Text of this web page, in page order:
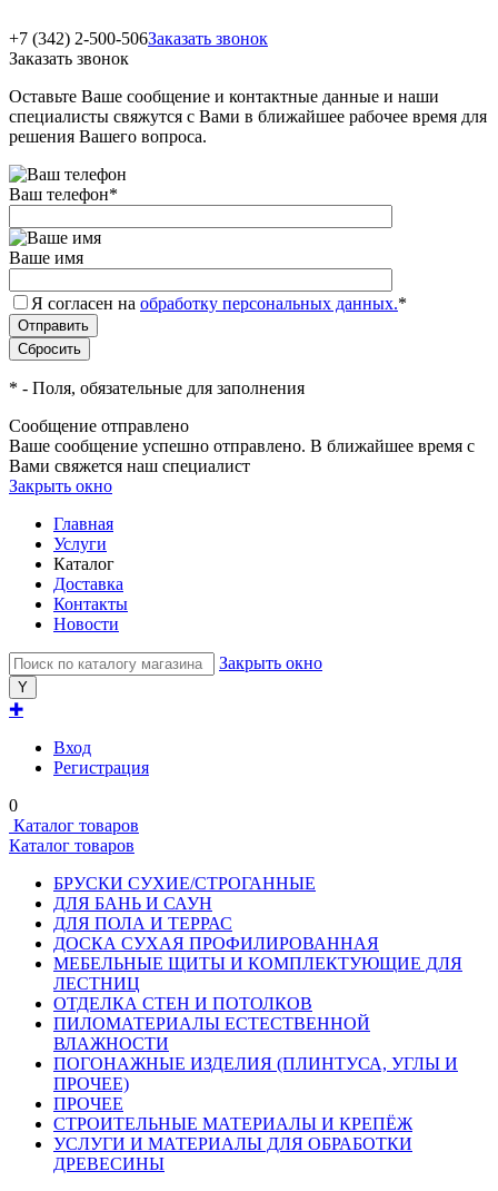
+7 (342) 2-500-506Заказать звонок
Заказать звонок
Оставьте Ваше сообщение и контактные данные и наши
специалисты свяжутся с Вами в ближайшее рабочее время для
решения Вашего вопроса.
Ваш телефон*
Ваше имя
Я согласен на обработку персональных данных.*
* - Поля, обязательные для заполнения
Сообщение отправлено
Ваше сообщение успешно отправлено. В ближайшее время с
Вами свяжется наш специалист
Закрыть окно
Главная
Услуги
Каталог
Доставка
Контакты
Новости
Закрыть окно
✚
Вход
Регистрация
0
Каталог товаров
Каталог товаров
БРУСКИ СУХИЕ/СТРОГАННЫЕ
ДЛЯ БАНЬ И САУН
ДЛЯ ПОЛА И ТЕРРАС
ДОСКА СУХАЯ ПРОФИЛИРОВАННАЯ
МЕБЕЛЬНЫЕ ЩИТЫ И КОМПЛЕКТУЮЩИЕ ДЛЯ
ЛЕСТНИЦ
ОТДЕЛКА СТЕН И ПОТОЛКОВ
ПИЛОМАТЕРИАЛЫ ЕСТЕСТВЕННОЙ
ВЛАЖНОСТИ
ПОГОНАЖНЫЕ ИЗДЕЛИЯ (ПЛИНТУСА, УГЛЫ И
ПРОЧЕЕ)
ПРОЧЕЕ
СТРОИТЕЛЬНЫЕ МАТЕРИАЛЫ И КРЕПЁЖ
УСЛУГИ И МАТЕРИАЛЫ ДЛЯ ОБРАБОТКИ
ДРЕВЕСИНЫ